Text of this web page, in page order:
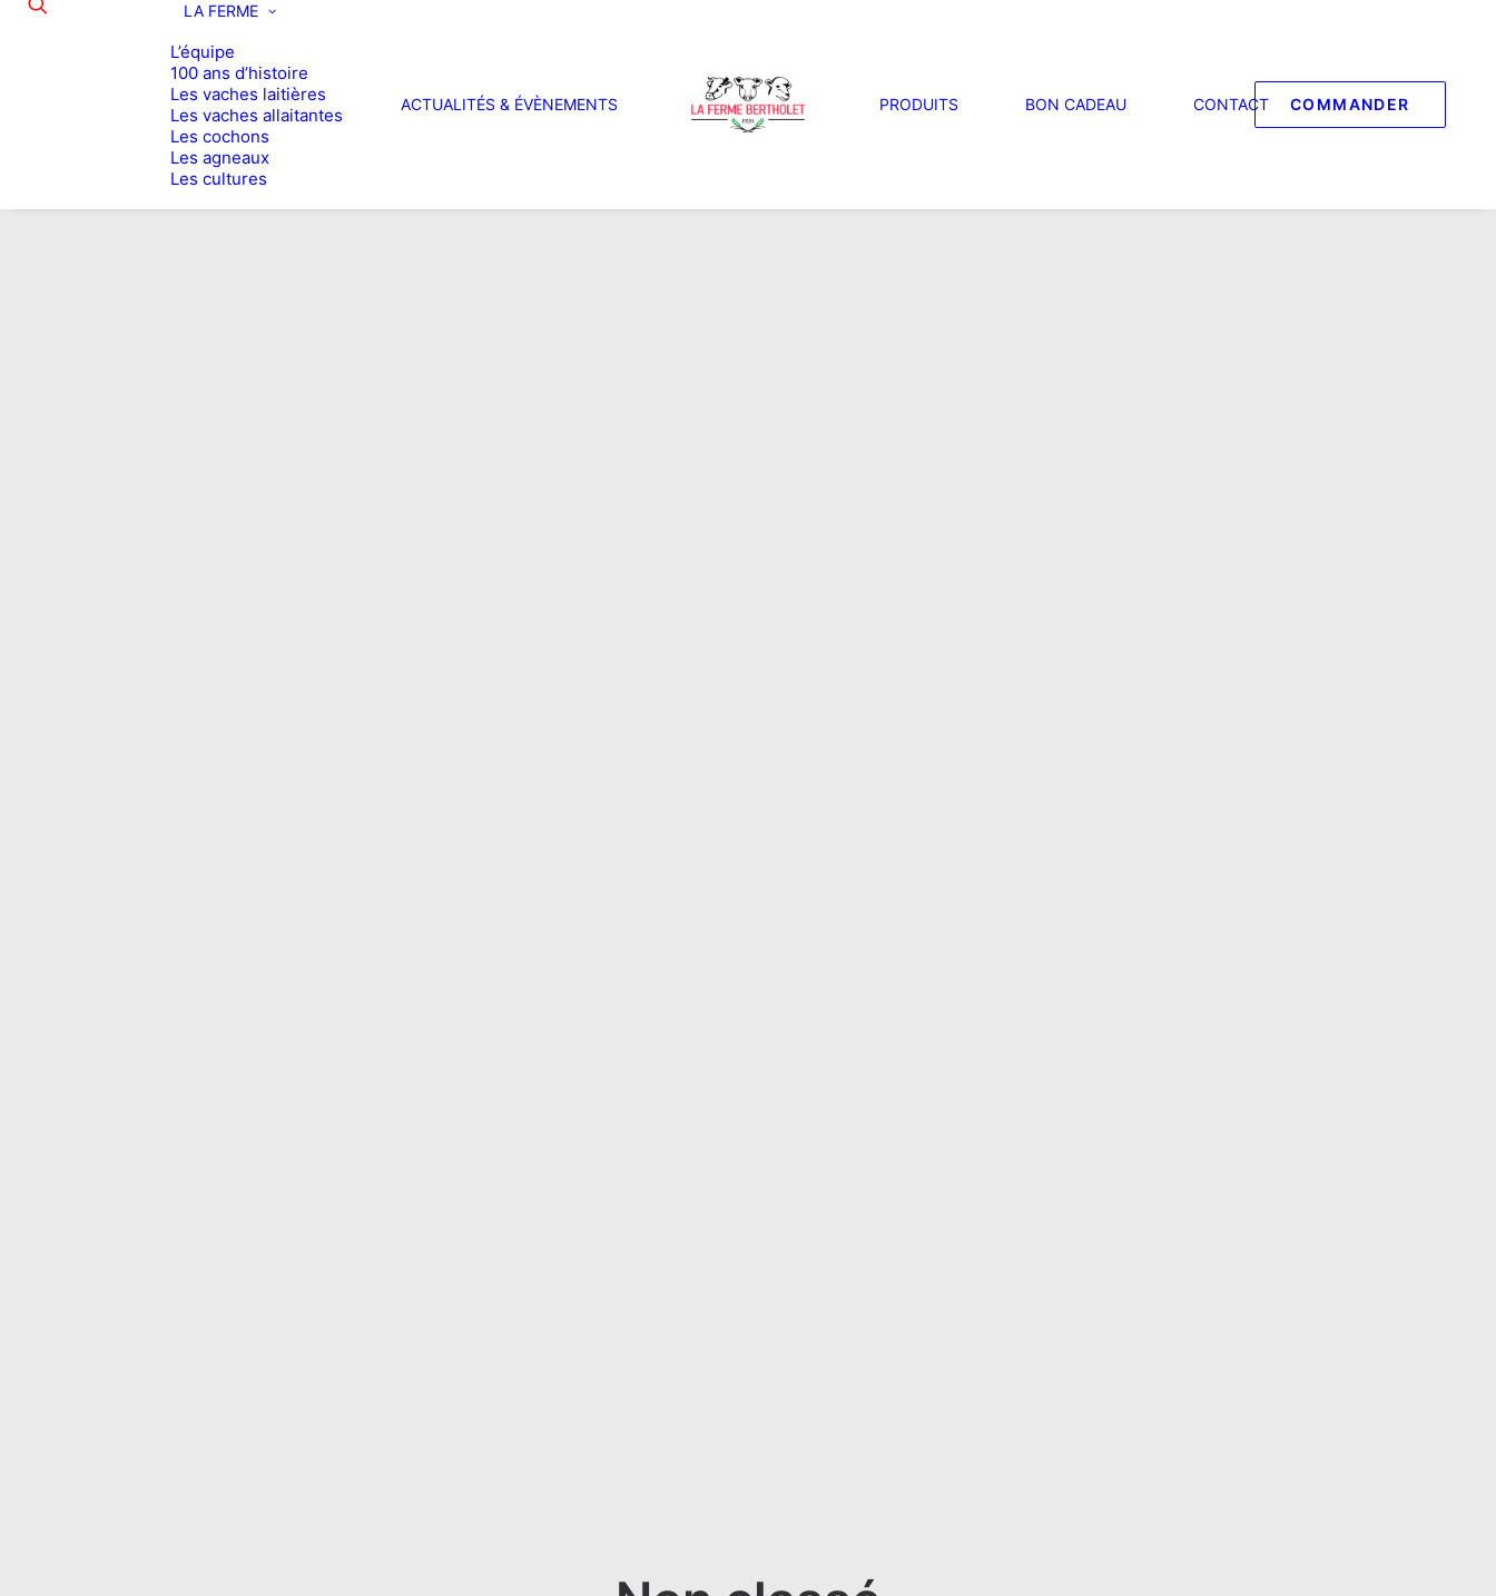
COMMANDER
LA FERME
L’équipe
100 ans d’histoire
Les vaches laitières
Les vaches allaitantes
Les cochons
Les agneaux
Les cultures
ACTUALITÉS & ÉVÈNEMENTS PRODUITS BON CADEAU CONTACT